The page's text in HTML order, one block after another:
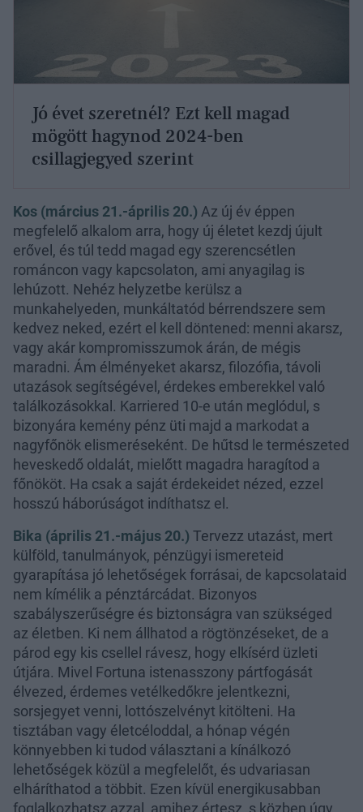
Jó évet szeretnél? Ezt kell magad
mögött hagynod 2024-ben
csillagjegyed szerint
Kos (március 21.-április 20.) Az új év éppen
megfelelő alkalom arra, hogy új életet kezdj újult
erővel, és túl tedd magad egy szerencsétlen
románcon vagy kapcsolaton, ami anyagilag is
lehúzott. Nehéz helyzetbe kerülsz a
munkahelyeden, munkáltatód bérrendszere sem
kedvez neked, ezért el kell döntened: menni akarsz,
vagy akár kompromisszumok árán, de mégis
maradni. Ám élményeket akarsz, filozófia, távoli
utazások segítségével, érdekes emberekkel való
találkozásokkal. Karriered 10-e után meglódul, s
bizonyára kemény pénz üti majd a markodat a
nagyfőnök elismeréseként. De hűtsd le természeted
heveskedő oldalát, mielőtt magadra haragítod a
főnököt. Ha csak a saját érdekeidet nézed, ezzel
hosszú háborúságot indíthatsz el.
Bika (április 21.-május 20.) Tervezz utazást, mert
külföld, tanulmányok, pénzügyi ismereteid
gyarapítása jó lehetőségek forrásai, de kapcsolataid
nem kímélik a pénztárcádat. Bizonyos
szabályszerűségre és biztonságra van szükséged
az életben. Ki nem állhatod a rögtönzéseket, de a
párod egy kis csellel rávesz, hogy elkísérd üzleti
útjára. Mivel Fortuna istenasszony pártfogását
élvezed, érdemes vetélkedőkre jelentkezni,
sorsjegyet venni, lottószelvényt kitölteni. Ha
tisztában vagy életcéloddal, a hónap végén
könnyebben ki tudod választani a kínálkozó
lehetőségek közül a megfelelőt, és udvariasan
elháríthatod a többit. Ezen kívül energikusabban
foglalkozhatsz azzal, amihez értesz, s közben úgy